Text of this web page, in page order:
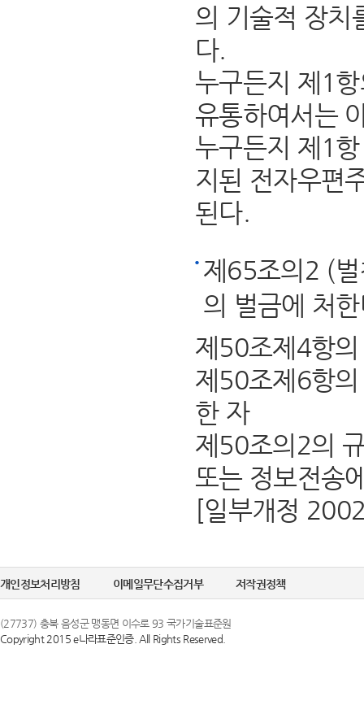
의 기술적 장치
다.
누구든지 제1
유통하여서는
누구든지 제1
지된 전자우편
된다.
제65조의2 (
의 벌금에 처
제50조제4항
제50조제6항
한 자
제50조의2의
또는 정보전송
[일부개정
개인정보처리방침 이메일무단수집거부 저작권정책
(27737) 충북 음성군 맹동면 이수로 93 국가기술표준원
Copyright 2015 e나라표준인증. All Rights Reserved.